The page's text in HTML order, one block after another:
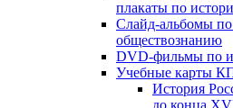
плакаты по
Слайд-альбомы
обществознанию
DVD-фильмы по
Учебные карты
История